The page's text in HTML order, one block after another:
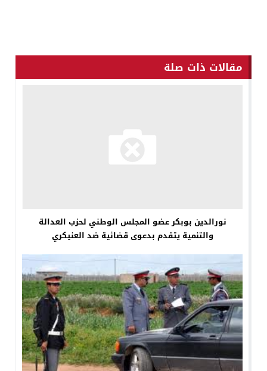
مقالات ذات صلة
نورالدين بوبكر عضو المجلس الوطني لحزب العدالة
والتنمية يتقدم بدعوى قضائية ضد العنيكري